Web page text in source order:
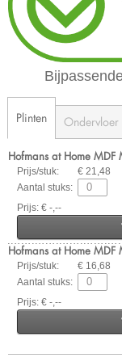
Plinten Ondervloer
Hofmans at Home
Prijs/stuk:
€ 21,48
Aantal stuks:
Prijs: € -,--
Hofmans at Home
Prijs/stuk:
€ 16,68
Aantal stuks:
Prijs: € -,--